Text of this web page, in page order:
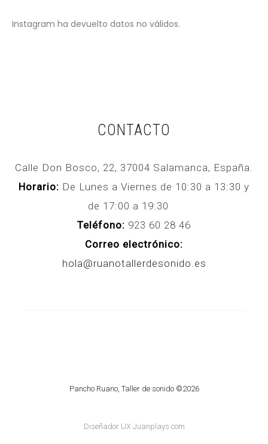
Instagram ha devuelto datos no válidos.
CONTACTO
Calle Don Bosco, 22, 37004 Salamanca, España.
Horario: De Lunes a Viernes de 10:30 a 13:30 y
de 17:00 a 19:30
Teléfono: 923 60 28 46
Correo electrónico:
hola@ruanotallerdesonido.es
Pancho Ruano, Taller de sonido ©2026
Diseñador UX Juanplays.com